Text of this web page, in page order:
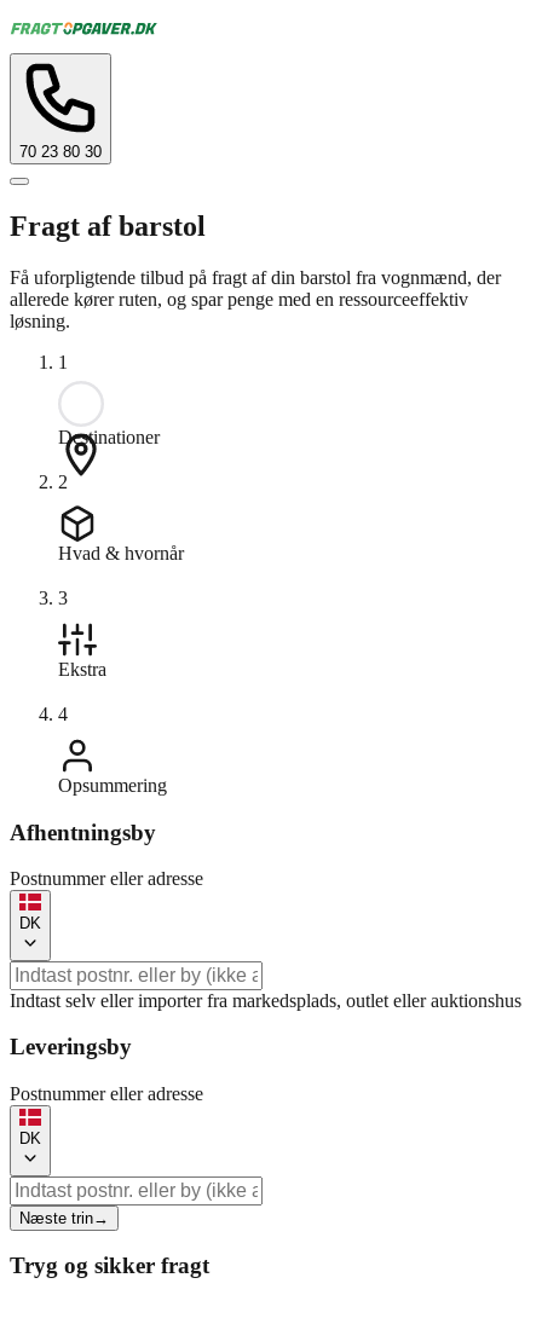
70 23 80 30
Fragt af barstol
Få uforpligtende tilbud på fragt af din barstol fra vognmænd, der
allerede kører ruten, og spar penge med en ressourceeffektiv
løsning.
1
Destinationer
2
Hvad & hvornår
3
Ekstra
4
Opsummering
Afhentningsby
Postnummer eller adresse
DK
Indtast selv eller importer fra markedsplads, outlet eller auktionshus
Leveringsby
Postnummer eller adresse
DK
Næste trin→
Tryg og sikker fragt